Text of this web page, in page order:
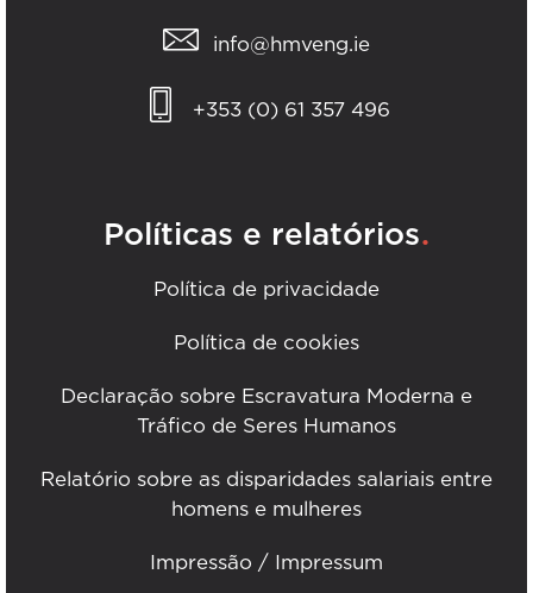
info@hmveng.ie
+353 (0) 61 357 496
Políticas e relatórios.
Política de privacidade
Política de cookies
Declaração sobre Escravatura Moderna e
Tráfico de Seres Humanos
Relatório sobre as disparidades salariais entre
homens e mulheres
Impressão / Impressum